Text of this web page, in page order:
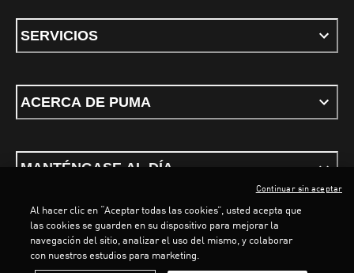
LOADING...
SERVICIOS
ACERCA DE PUMA
MANTÉNGASE AL DÍA
Términos y condicionesPolítica de Privacidad
Al hacer clic en “Aceptar todas las cookies”, usted acepta que
las cookies se guarden en su dispositivo para mejorar la
navegación del sitio, analizar el uso del mismo, y colaborar
con nuestros estudios para marketing.
Continuar sin aceptar